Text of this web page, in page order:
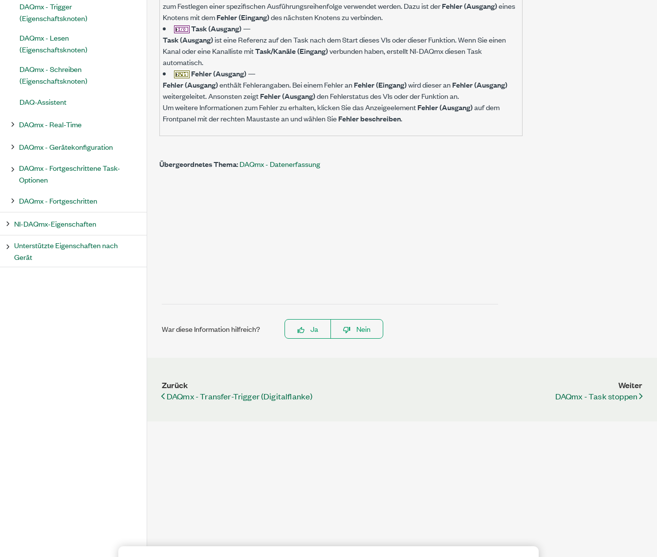
DAQmx - Trigger
(Eigenschaftsknoten)
DAQmx - Lesen
(Eigenschaftsknoten)
DAQmx - Schreiben
(Eigenschaftsknoten)
DAQ-Assistent
DAQmx - Real-Time
DAQmx - Gerätekonfiguration
DAQmx - Fortgeschrittene Task-
Optionen
DAQmx - Fortgeschritten
NI-DAQmx-Eigenschaften
Unterstützte Eigenschaften nach
Gerät
zum Festlegen einer spezifischen Ausführungsreihenfolge verwendet werden. Dazu ist derFehler (Ausgang)eines
Knotens mit demFehler (Eingang)des nächsten Knotens zu verbinden.
Task (Ausgang)—
Task (Ausgang)ist eine Referenz auf den Task nach dem Start dieses VIs oder dieser Funktion. Wenn Sie einen
Kanal oder eine Kanalliste mitTask/Kanäle (Eingang)verbunden haben, erstellt NI-DAQmx diesen Task
automatisch.
Fehler (Ausgang)—
Fehler (Ausgang)enthält Fehlerangaben. Bei einem Fehler anFehler (Eingang)wird dieser anFehler (Ausgang)
weitergeleitet. Ansonsten zeigtFehler (Ausgang)den Fehlerstatus des VIs oder der Funktion an.
Um weitere Informationen zum Fehler zu erhalten, klicken Sie das AnzeigeelementFehler (Ausgang)auf dem
Frontpanel mit der rechten Maustaste an und wählen SieFehler beschreiben.
Übergeordnetes Thema:DAQmx - Datenerfassung
War diese Information hilfreich? Ja Nein
Zurück
DAQmx - Transfer-Trigger (Digitalflanke)
Weiter
DAQmx - Task stoppen